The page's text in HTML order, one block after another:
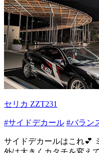
セリカ ZZT231
#サイドデカール #バラン
サイドデカールはこれ💕